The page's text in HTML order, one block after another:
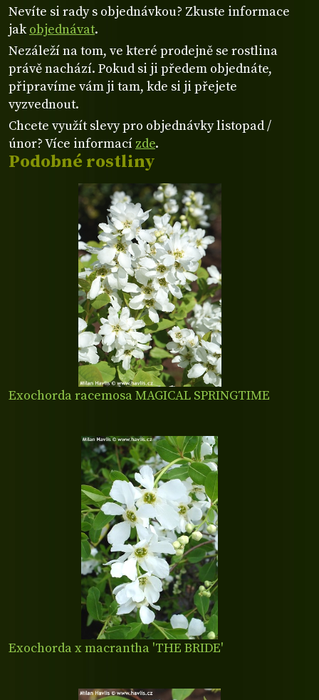
Podobné rostliny
Exochorda racemosa MAGICAL SPRINGTIME
Exochorda x macrantha 'THE BRIDE'
Nevíte si rady s objednávkou? Zkuste informace
jakobjednávat.
Nezáleží na tom, ve které prodejně se rostlina
právě nachází. Pokud si ji předem objednáte,
připravíme vám ji tam, kde si ji přejete
vyzvednout.
Chcete využít slevy pro objednávky listopad /
únor? Více informací zde.